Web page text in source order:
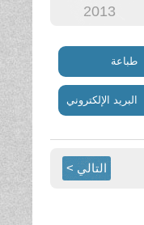
2013
طباعة
البريد الإلكتروني
التالي >